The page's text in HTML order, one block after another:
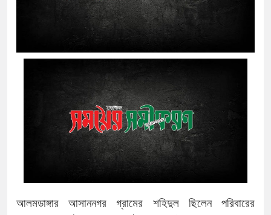
আলমডাঙ্গার আসাননগর গ্রামের শহিদুল ছিলেন পরিবারের